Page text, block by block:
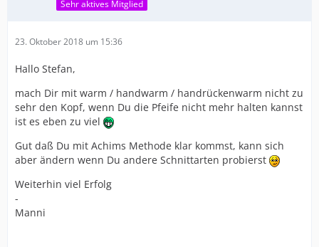
Sehr aktives Mitglied
23. Oktober 2018 um 15:36
Hallo Stefan,
mach Dir mit warm / handwarm / handrückenwarm nicht zu
sehr den Kopf, wenn Du die Pfeife nicht mehr halten kannst
ist es eben zu viel
Gut daß Du mit Achims Methode klar kommst, kann sich
aber ändern wenn Du andere Schnittarten probierst
Weiterhin viel Erfolg
-
Manni